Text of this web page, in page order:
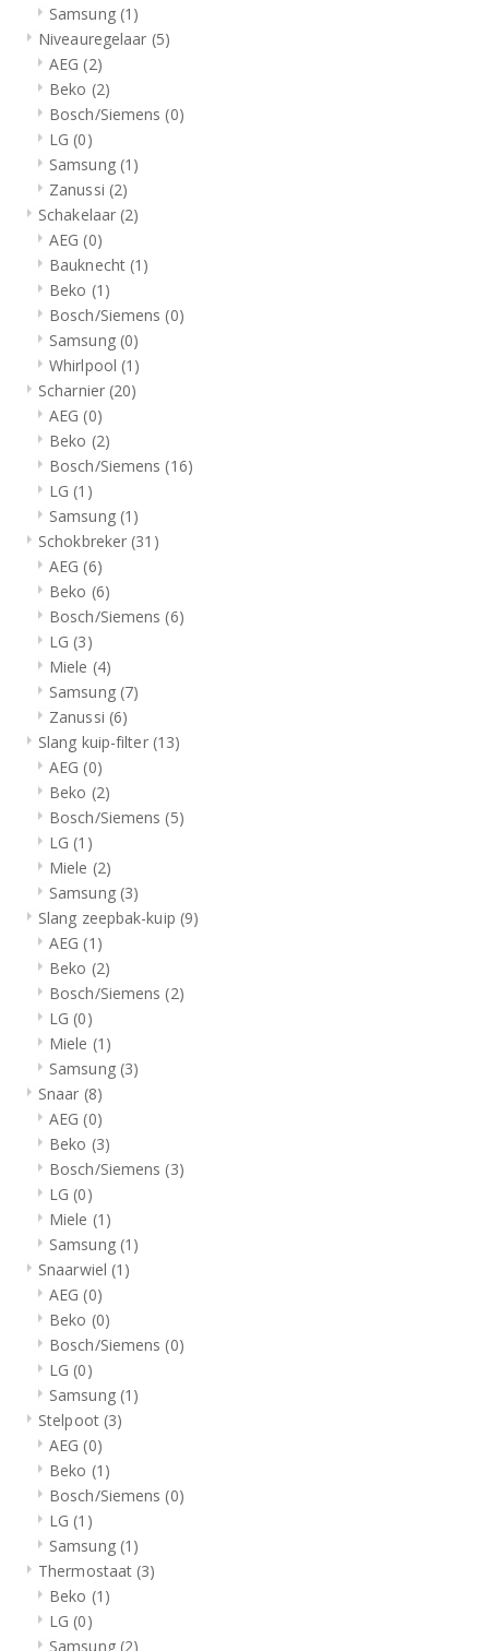
Samsung (1)
Niveauregelaar (5)
AEG (2)
Beko (2)
Bosch/Siemens (0)
LG (0)
Samsung (1)
Zanussi (2)
Schakelaar (2)
AEG (0)
Bauknecht (1)
Beko (1)
Bosch/Siemens (0)
Samsung (0)
Whirlpool (1)
Scharnier (20)
AEG (0)
Beko (2)
Bosch/Siemens (16)
LG (1)
Samsung (1)
Schokbreker (31)
AEG (6)
Beko (6)
Bosch/Siemens (6)
LG (3)
Miele (4)
Samsung (7)
Zanussi (6)
Slang kuip-filter (13)
AEG (0)
Beko (2)
Bosch/Siemens (5)
LG (1)
Miele (2)
Samsung (3)
Slang zeepbak-kuip (9)
AEG (1)
Beko (2)
Bosch/Siemens (2)
LG (0)
Miele (1)
Samsung (3)
Snaar (8)
AEG (0)
Beko (3)
Bosch/Siemens (3)
LG (0)
Miele (1)
Samsung (1)
Snaarwiel (1)
AEG (0)
Beko (0)
Bosch/Siemens (0)
LG (0)
Samsung (1)
Stelpoot (3)
AEG (0)
Beko (1)
Bosch/Siemens (0)
LG (1)
Samsung (1)
Thermostaat (3)
Beko (1)
LG (0)
Samsung (2)